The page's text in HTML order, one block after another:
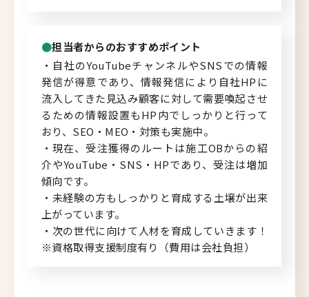
担当者からのおすすめポイント
・自社のYouTubeチャンネルやSNSでの情報
発信が得意であり、情報発信により自社HPに
流入してきた見込み顧客に対して需要喚起させ
るための情報設置もHP内でしっかりと行って
おり、SEO・MEO・対策も実施中。
・現在、受注獲得のルートは施工OBからの紹
介やYouTube・SNS・HPであり、受注は増加
傾向です。
・未経験の方もしっかりと育成する土壌が出来
上がっています。
・次の世代に向けて人材を育成していきます！
※資格取得支援制度有り（費用は会社負担）